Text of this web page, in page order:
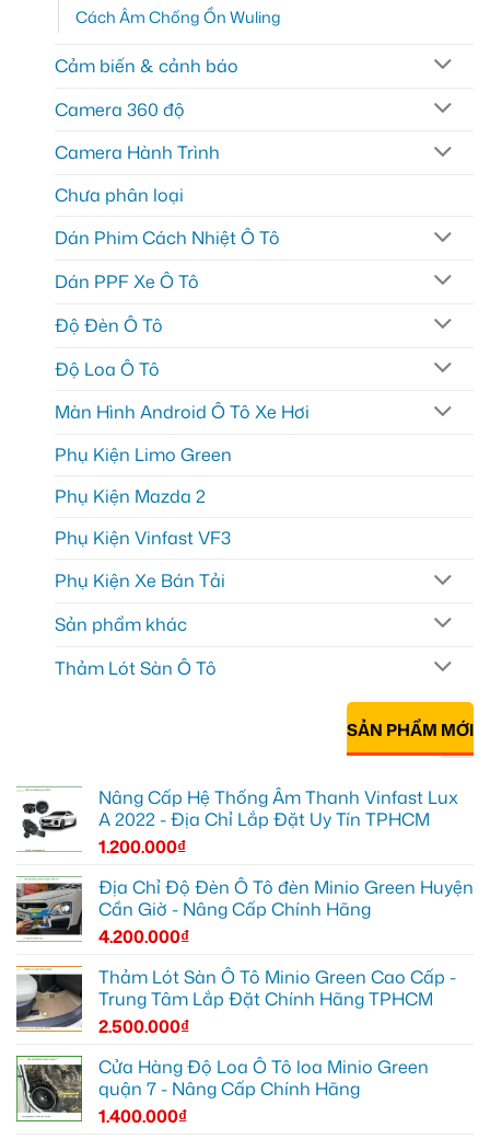
Cách Âm Chống Ồn Wuling
Cảm biến & cảnh báo
Camera 360 độ
Camera Hành Trình
Chưa phân loại
Dán Phim Cách Nhiệt Ô Tô
Dán PPF Xe Ô Tô
Độ Đèn Ô Tô
Độ Loa Ô Tô
Màn Hình Android Ô Tô Xe Hơi
Phụ Kiện Limo Green
Phụ Kiện Mazda 2
Phụ Kiện Vinfast VF3
Phụ Kiện Xe Bán Tải
Sản phẩm khác
Thảm Lót Sàn Ô Tô
SẢN PHẨM MỚI
Nâng Cấp Hệ Thống Âm Thanh Vinfast Lux
A 2022 - Địa Chỉ Lắp Đặt Uy Tín TPHCM
1.200.000₫
Địa Chỉ Độ Đèn Ô Tô đèn Minio Green Huyện
Cần Giờ - Nâng Cấp Chính Hãng
4.200.000₫
Thảm Lót Sàn Ô Tô Minio Green Cao Cấp -
Trung Tâm Lắp Đặt Chính Hãng TPHCM
2.500.000₫
Cửa Hàng Độ Loa Ô Tô loa Minio Green
quận 7 - Nâng Cấp Chính Hãng
1.400.000₫